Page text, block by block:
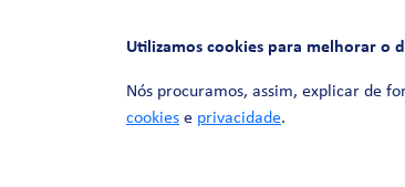
Utilizamos cookies para melhorar o
Nós procuramos, assim, explicar de
cookies e privacidade.